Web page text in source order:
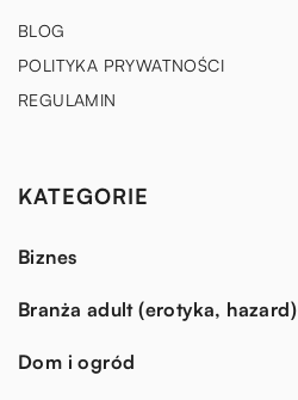
BLOG
POLITYKA PRYWATNOŚCI
REGULAMIN
KATEGORIE
Biznes
Branża adult (erotyka, hazard)
Dom i ogród